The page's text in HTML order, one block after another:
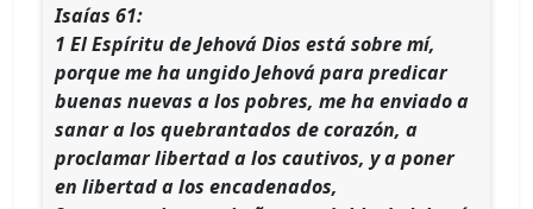
Isaías 61:
1 El Espíritu de Jehová Dios está sobre mí,
porque me ha ungido Jehová para predicar
buenas nuevas a los pobres, me ha enviado a
sanar a los quebrantados de corazón, a
proclamar libertad a los cautivos, y a poner
en libertad a los encadenados,